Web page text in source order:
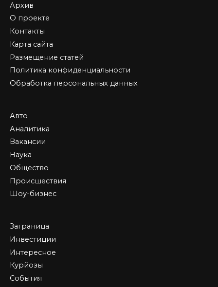
Архив
О проекте
Контакты
Карта сайта
Размещение статей
Политика конфиденциальности
Обработка персональных данных
Авто
Аналитика
Вакансии
Наука
Общество
Происшествия
Шоу-бизнес
Заграница
Инвестиции
Интересное
Курйозы
События